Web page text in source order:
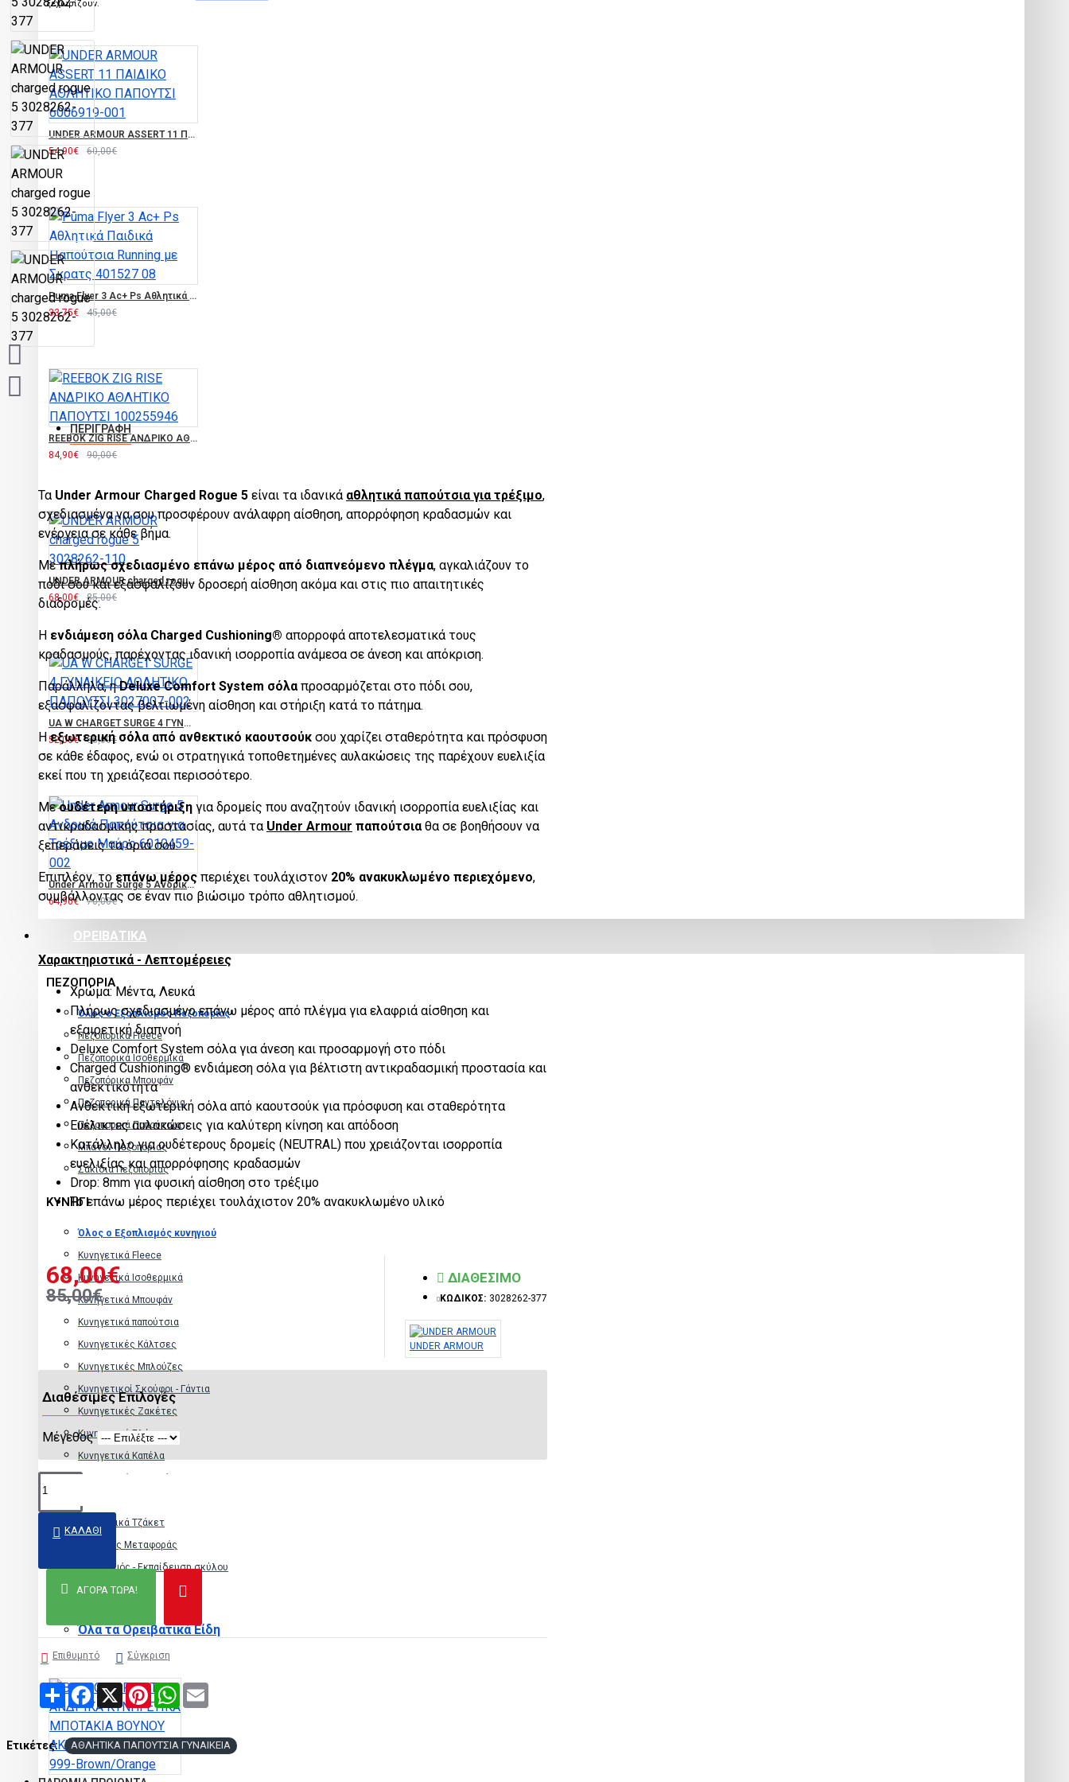
ξεχωρίζουν.
UNDER ARMOUR ASSERT 11 ΠΑΙΔΙΚΟ ΑΘΛΗΤΙΚΟ ΠΑΠΟΥΤΣΙ 6006919-001
54,90€
60,00€
Puma Flyer 3 Ac+ Ps Αθλητικά Παιδικά Παπούτσια Running με Σκρατς 401527 08
33,75€
45,00€
REEBOK ZIG RISE ΑΝΔΡΙΚΟ ΑΘΛΗΤΙΚΟ ΠΑΠΟΥΤΣΙ 100255946
84,90€
90,00€
UNDER ARMOUR charged rogue 5 3028262-110
68,00€
85,00€
UA W CHARGET SURGE 4 ΓΥΝΑΙΚΕΙΟ ΑΘΛΗΤΙΚΟ ΠΑΠΟΥΤΣΙ 3027007-002
52,00€
65,00€
Under Armour Surge 5 Ανδρικά Παπούτσια για Τρέξιμο Μαύρο 6010459-002
64,90€
70,00€
ΟΡΕΙΒΑΤΙΚΑ
ΠΕΖΟΠΟΡΙΑ
Όλος ο Εξοπλισμός Πεζοπορίας
Πεζοπορικά Fleece
Πεζοπορικά Ισοθερμικά
Πεζοπόρικα Μπουφάν
Πεζοπορικά Παντελόνια
Πεζοπορικά Παπούτσια
Μπατόν Πεζοπορίας
Σακίδια Πεζοπορίας
ΚΥΝΗΓΙ
Όλος ο Εξοπλισμός κυνηγιού
Κυνηγετικά Fleece
Κυνηγετικά Ισοθερμικά
Κυνηγετικά Μπουφάν
Κυνηγετικά παπούτσια
Κυνηγετικές Κάλτσες
Κυνηγετικές Μπλούζες
Κυνηγετικοί Σκούφοι - Γάντια
Kυνηγετικές Ζακέτες
Κυνηγετικά Γιλέκα
Κυνηγετικά Καπέλα
Κυνηγετικά Τζάκετ
Βαλίτσες Μεταφοράς
Εντοπισμός - Εκπαίδευση σκύλου
Όλα τα Ορειβατικά Είδη
ΠΕΡΙΓΡΑΦΉ
Τα Under Armour Charged Rogue 5 είναι τα ιδανικά αθλητικά παπούτσια για τρέξιμο,
σχεδιασμένα να σου προσφέρουν ανάλαφρη αίσθηση, απορρόφηση κραδασμών και
ενέργεια σε κάθε βήμα.
Μεπλήρως σχεδιασμένο επάνω μέρος από διαπνεόμενο πλέγμα, αγκαλιάζουν το
πόδι σου και εξασφαλίζουν δροσερή αίσθηση ακόμα και στις πιο απαιτητικές
διαδρομές.
Η ενδιάμεση σόλα Charged Cushioning® απορροφά αποτελεσματικά τους
κραδασμούς, παρέχοντας ιδανική ισορροπία ανάμεσα σε άνεση και απόκριση.
Παράλληλα, ηDeluxe Comfort System σόλαπροσαρμόζεται στο πόδι σου,
εξασφαλίζοντας βελτιωμένη αίσθηση και στήριξη κατά το πάτημα.
Ηεξωτερική σόλα από ανθεκτικό καουτσούκ σου χαρίζει σταθερότητα και πρόσφυση
σε κάθε έδαφος, ενώ οι στρατηγικά τοποθετημένες αυλακώσεις της παρέχουν ευελιξία
εκεί που τη χρειάζεσαι περισσότερο.
Μεουδέτερη υποστήριξη για δρομείς που αναζητούν ιδανική ισορροπία ευελιξίας και
αντικραδασμικής προστασίας, αυτά τα Under Armour παπούτσιαθα σε βοηθήσουν να
ξεπεράσεις τα όριά σου.
Επιπλέον, τοεπάνω μέροςπεριέχει τουλάχιστον 20% ανακυκλωμένο περιεχόμενο,
συμβάλλοντας σε έναν πιο βιώσιμο τρόπο αθλητισμού.
Χαρακτηριστικά - Λεπτομέρειες
Χρώμα: Μέντα, Λευκά
Πλήρως σχεδιασμένο επάνω μέρος από πλέγμα για ελαφριά αίσθηση και
εξαιρετική διαπνοή
Deluxe Comfort System σόλα για άνεση και προσαρμογή στο πόδι
Charged Cushioning® ενδιάμεση σόλα για βέλτιστη αντικραδασμική προστασία και
ανθεκτικότητα
Ανθεκτική εξωτερική σόλα από καουτσούκ για πρόσφυση και σταθερότητα
Ευέλικτες αυλακώσεις για καλύτερη κίνηση και απόδοση
Κατάλληλο για ουδέτερους δρομείς (NEUTRAL) που χρειάζονται ισορροπία
ευελιξίας και απορρόφησης κραδασμών
Drop: 8mm για φυσική αίσθηση στο τρέξιμο
Το επάνω μέρος περιέχει τουλάχιστον 20% ανακυκλωμένο υλικό
68,00€
85,00€
ΔΙΑΘΕΣΙΜΟ
ΚΩΔΙΚΟΣ: 3028262-377
UNDER ARMOUR
Διαθέσιμες Επιλογές
Μέγεθος
ΚΑΛΆΘΙ
ΑΓΟΡΆ ΤΏΡΑ!
Επιθυμητό Σύγκριση
ShareFacebook
X PinterestWhatsApp
Ετικέτες: ΑΘΛΗΤΙΚΑ ΠΑΠΟΥΤΣΙΑ ΓΥΝΑΙΚΕΙΑ